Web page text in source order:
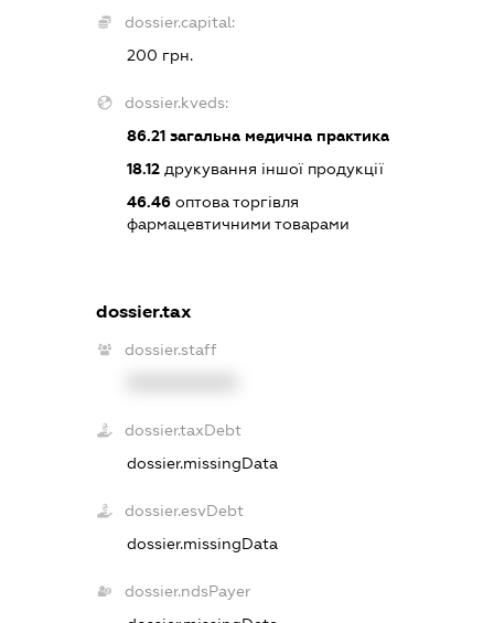
dossier.capital:
200 грн.
dossier.kveds:
86.21 загальна медична практика
18.12 друкування іншої продукції
46.46 оптова торгівля
фармацевтичними товарами
dossier.tax
dossier.staff
dossier.taxDebt
dossier.missingData
dossier.esvDebt
dossier.missingData
dossier.ndsPayer